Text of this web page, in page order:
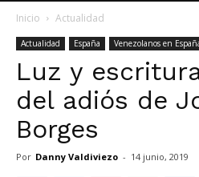
Inicio Actualidad
Actualidad España Venezolanos en
Luz y
del adiós de
Borges
Por Danny Valdiviezo - 14 junio, 2019